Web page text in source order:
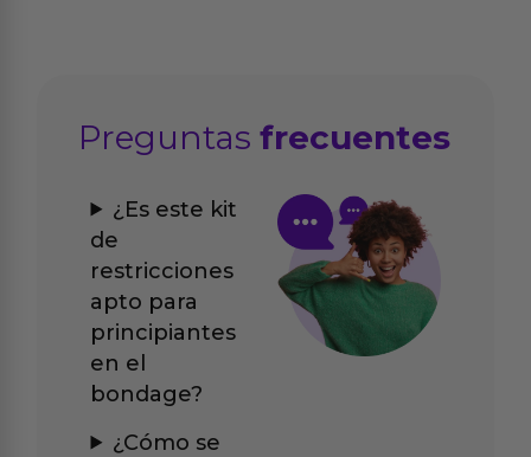
Preguntasfrecuentes
¿Es este kit
de
restricciones
apto para
principiantes
en el
bondage?
¿Cómo se